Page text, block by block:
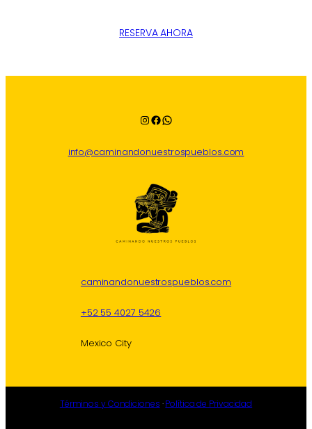
RESERVA AHORA
InstagramFacebook WhatsApp
info@caminandonuestrospueblos.com
caminandonuestrospueblos.com
+52 55 4027 5426
Mexico City
Términos y Condiciones ·Política de Privacidad